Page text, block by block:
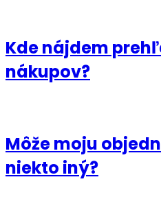
Kde nájdem
nákupov?
Môže moju
niekto iný?